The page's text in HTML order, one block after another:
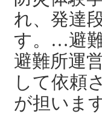
れ、発達
す。…避
避難所運
して依頼
が担いま